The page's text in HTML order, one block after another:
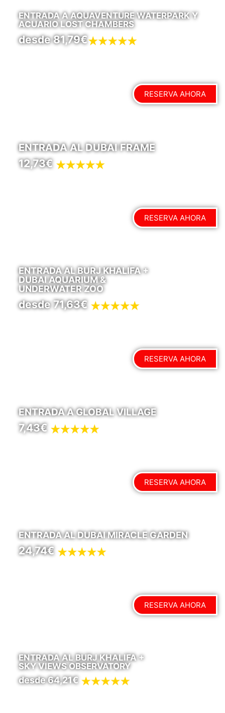
ENTRADA A AQUAVENTURE WATERPARK Y
ACUARIO LOST CHAMBERS
desde 81,79€
RESERVA AHORA
ENTRADA AL DUBAI FRAME
12,73€
RESERVA AHORA
ENTRADA AL BURJ KHALIFA +
DUBAI AQUARIUM &
UNDERWATER ZOO
desde 71,63€
RESERVA AHORA
ENTRADA A GLOBAL VILLAGE
7,43€
RESERVA AHORA
ENTRADA AL DUBAI MIRACLE GARDEN
24,74€
RESERVA AHORA
ENTRADA AL BURJ KHALIFA +
SKY VIEWS OBSERVATORY
desde 64,21€